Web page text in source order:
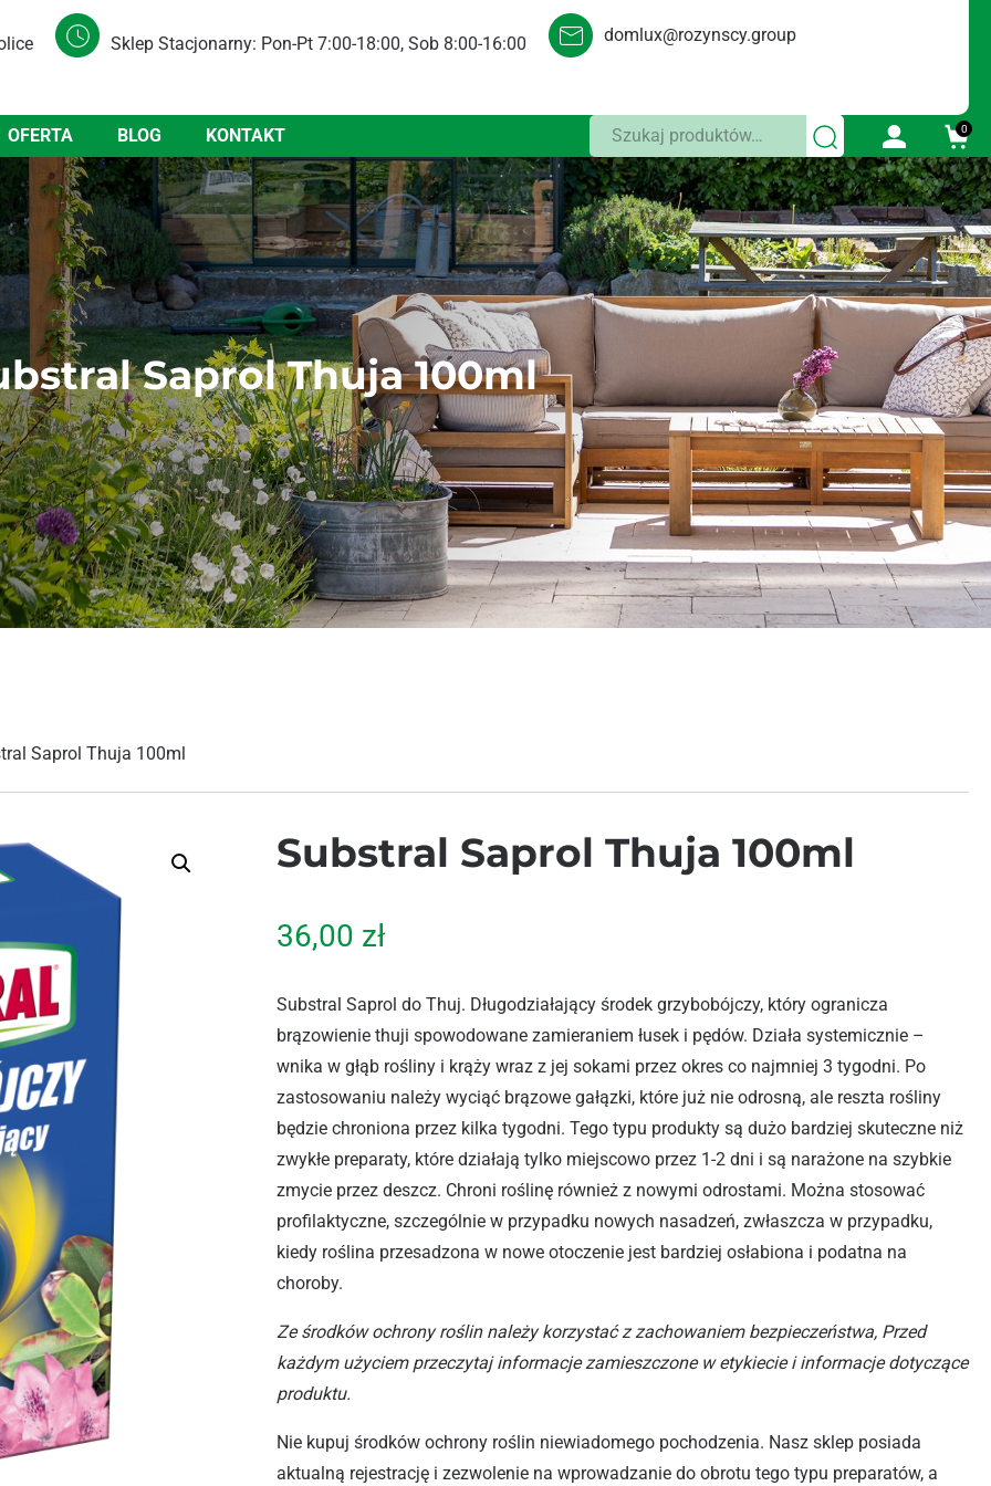
Sklep Stacjonarny: Pon-Pt 7:00-18:00, Sob 8:00-16:00 domlux@rozynscy.group
OFERTA BLOG KONTAKT Szukaj: 0
Saprol Thuja 100ml
Saprol Thuja 100ml
Substral Saprol Thuja 100ml
36,00 zł
Substral Saprol do Thuj. Długodziałający środek grzybobójczy, który ogranicza
brązowienie thuji spowodowane zamieraniem łusek i pędów. Działa systemicznie –
wnika w głąb rośliny i krąży wraz z jej sokami przez okres co najmniej 3 tygodni. Po
zastosowaniu należy wyciąć brązowe gałązki, które już nie odrosną, ale reszta rośliny
będzie chroniona przez kilka tygodni. Tego typu produkty są dużo bardziej skuteczne niż
zwykłe preparaty, które działają tylko miejscowo przez 1-2 dni i są narażone na szybkie
zmycie przez deszcz. Chroni roślinę również z nowymi odrostami. Można stosować
profilaktyczne, szczególnie w przypadku nowych nasadzeń, zwłaszcza w przypadku,
kiedy roślina przesadzona w nowe otoczenie jest bardziej osłabiona i podatna na
choroby.
Ze środków ochrony roślin należy korzystać z zachowaniem bezpieczeństwa, Przed
każdym użyciem przeczytaj informacje zamieszczone w etykiecie i informacje dotyczące
produktu.
Nie kupuj środków ochrony roślin niewiadomego pochodzenia. Nasz sklep posiada
aktualną rejestrację i zezwolenie na wprowadzanie do obrotu tego typu preparatów, a